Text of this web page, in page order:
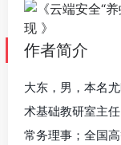
作者简介
大东，男，本名
术基础教研室主
常务理事；全国